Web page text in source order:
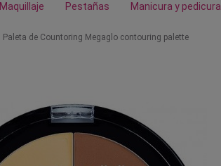
Maquillaje Pestañas Manicura y pedicura
Paleta de Countoring Megaglo contouring palette